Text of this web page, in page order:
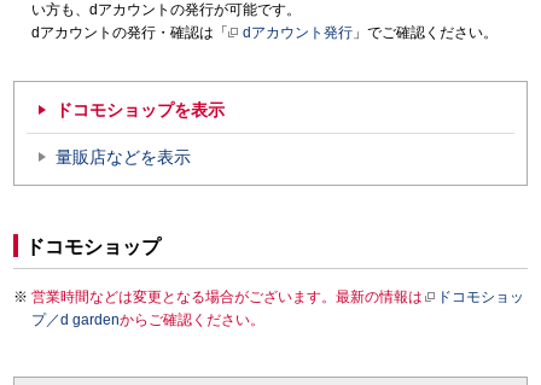
い方も、dアカウントの発行が可能です。
dアカウントの発行・確認は「
dアカウント発行 」でご確認ください。
ドコモショップを表示
量販店などを表示
ドコモショップ
営業時間などは変更となる場合がございます。最新の情報は
ドコモショッ
プ／d gardenからご確認ください。